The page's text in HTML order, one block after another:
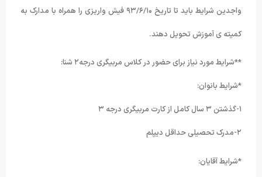
واجدین شرایط باید تا تاریخ ۹۳/۶/۱۰ فیش واریزی را همراه با مدارک به
کمیته ی آموزش تحویل دهند.
**شرایط مورد نیاز برای حضور در کلاس مربیگری درجه۲ شنا:
*شرایط بانوان:
۲-مدرک تحصیلی حداقل دیپلم
*شرایط آقایان: